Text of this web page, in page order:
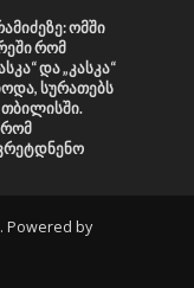
ომში
რომ
და „კასკა“
სურათებს
რომ
. Powered by